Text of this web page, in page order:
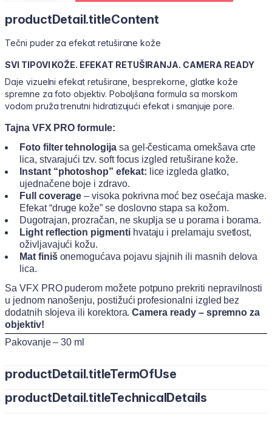
productDetail.titleContent
Tečni puder za efekat retuširane kože
SVI TIPOVI KOŽE. EFEKAT RETUŠIRANJA. CAMERA READY
Daje vizuelni efekat retuširane, besprekorne, glatke kože
spremne za foto objektiv. Poboljšana formula sa morskom
vodom pruža trenutni hidratizujući efekat i smanjuje pore.
Tajna VFX PRO formule:
Foto filter tehnologijasa gel-česticama omekšava crte
lica, stvarajući tzv. soft focus izgled retuširane kože.
Instant “photoshop” efekat: lice izgleda glatko,
ujednačene boje i zdravo.
Full coverage – visoka pokrivna moć bez osećaja maske.
Efekat “druge kože” se doslovno stapa sa kožom.
Dugotrajan, prozračan, ne skuplja se u porama i borama.
Light reflection pigmentihvataju i prelamaju svetlost,
oživljavajući kožu.
Mat finišonemogućava pojavu sjajnih ili masnih delova
lica.
Sa VFX PRO puderom možete potpuno prekriti nepravilnosti
u jednom nanošenju, postižući profesionalni izgled bez
dodatnih slojeva ili korektora.Camera ready – spremno za
objektiv!
Pakovanje – 30 ml
productDetail.titleTermOfUse
Nanesite puder direktno na kožu ili vrhovima prstiju, kistom
productDetail.titleTechnicalDetails